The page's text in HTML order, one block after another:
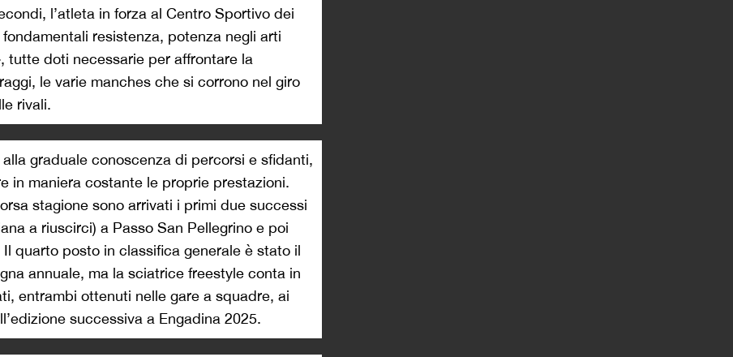
l’atleta in forza al Centro Sportivo dei
resistenza, potenza negli arti
tutte doti necessarie per affrontare la
le varie manches che si corrono nel giro
rivali.
graduale conoscenza di percorsi e sfidanti,
in maniera costante le proprie prestazioni.
stagione sono arrivati i primi due successi
a riuscirci) a Passo San Pellegrino e poi
quarto posto in classifica generale è stato il
annuale, ma la sciatrice freestyle conta in
entrambi ottenuti nelle gare a squadre, ai
successiva a Engadina 2025.